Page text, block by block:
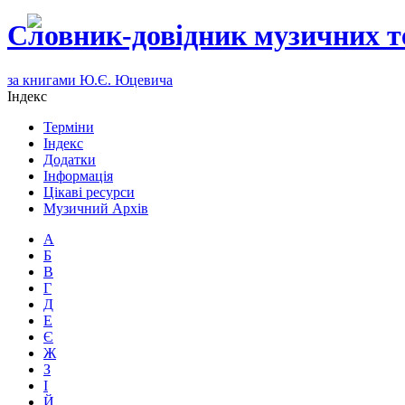
Словник-довідник музичних
за книгами Ю.Є. Юцевича
Індекс
Терміни
Індекс
Додатки
Інформація
Цікаві ресурси
Музичний Архів
А
Б
В
Г
Д
Е
Є
Ж
З
І
Й